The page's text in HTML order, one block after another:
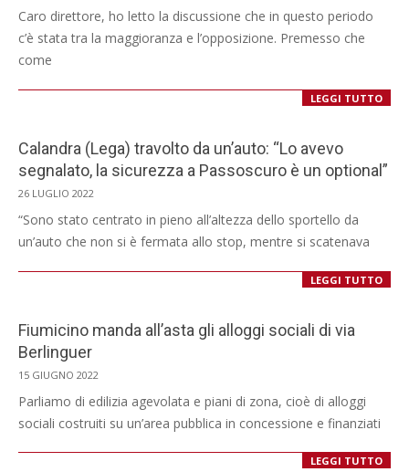
08-
19
Caro direttore, ho letto la discussione che in questo periodo
c’è stata tra la maggioranza e l’opposizione. Premesso che
come
LEGGI TUTTO
Calandra (Lega) travolto da un’auto: “Lo avevo
segnalato, la sicurezza a Passoscuro è un optional”
2022-
07-
26
26 LUGLIO 2022
“Sono stato centrato in pieno all’altezza dello sportello da
un’auto che non si è fermata allo stop, mentre si scatenava
LEGGI TUTTO
Fiumicino manda all’asta gli alloggi sociali di via
Berlinguer
2022-
06-
15 GIUGNO 2022
Parliamo di edilizia agevolata e piani di zona, cioè di alloggi
sociali costruiti su un’area pubblica in concessione e finanziati
LEGGI TUTTO